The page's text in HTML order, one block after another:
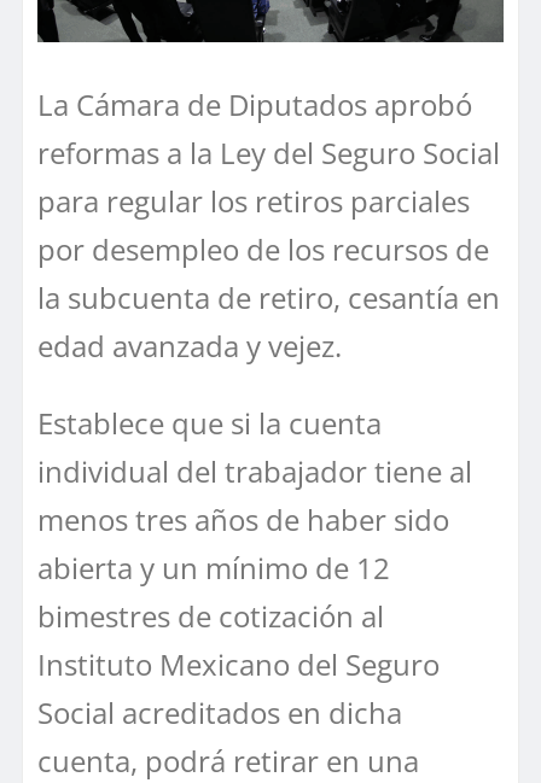
La Cámara de Diputados aprobó
reformas a la Ley del Seguro Social
para regular los retiros parciales
por desempleo de los recursos de
la subcuenta de retiro, cesantía en
edad avanzada y vejez.
Establece que si la cuenta
individual del trabajador tiene al
menos tres años de haber sido
abierta y un mínimo de 12
bimestres de cotización al
Instituto Mexicano del Seguro
Social acreditados en dicha
cuenta, podrá retirar en una